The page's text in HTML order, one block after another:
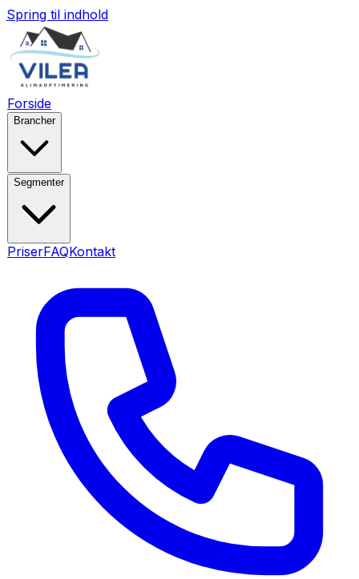
Spring til indhold
Forside
Brancher
Segmenter
PriserFAQKontakt